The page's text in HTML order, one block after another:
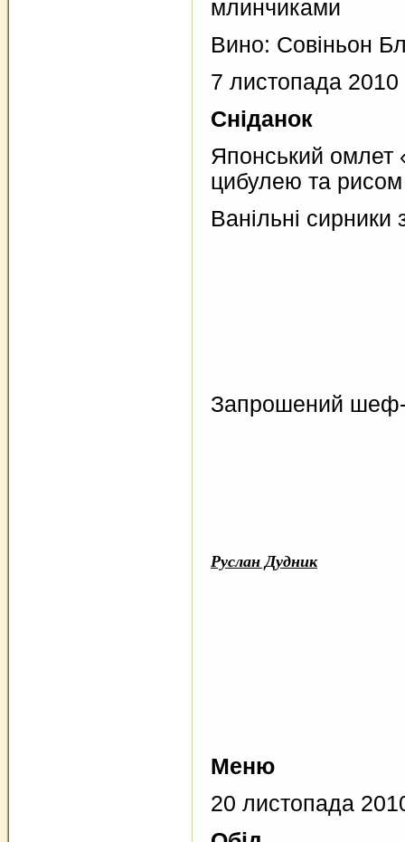
млинчиками
Вино: Совіньон
7 листопада 2010
Сніданок
Японський омлет
цибулею та рисом
Ванільні
Запрошений шеф-
Руслан Дудник
Меню
20 листопада